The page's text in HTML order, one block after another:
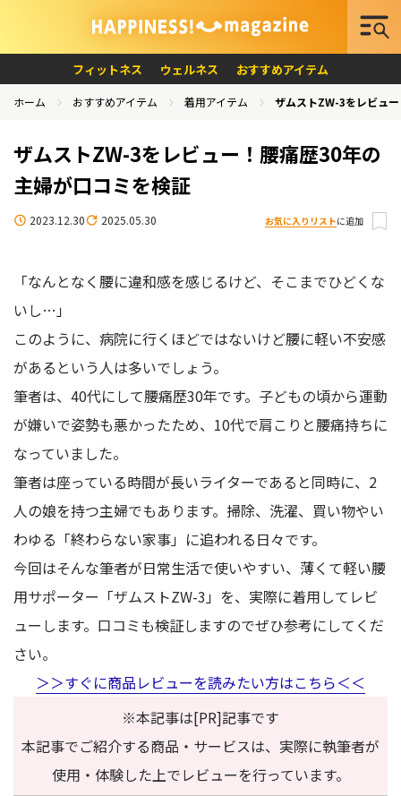
フィットネス ウェルネス おすすめアイテム
ホーム おすすめアイテム 着用アイテム ザムストZW-3をレビュ
ザムストZW-3をレビュー！腰痛歴30年の
主婦が口コミを検証
2023.12.30 2025.05.30 お気に入りリストに追加
「なんとなく腰に違和感を感じるけど、そこまでひどくな
いし…」
このように、病院に行くほどではないけど腰に軽い不安感
があるという人は多いでしょう。
筆者は、40代にして腰痛歴30年です。子どもの頃から運動
が嫌いで姿勢も悪かったため、10代で肩こりと腰痛持ちに
なっていました。
筆者は座っている時間が長いライターであると同時に、2
人の娘を持つ主婦でもあります。掃除、洗濯、買い物やい
わゆる「終わらない家事」に追われる日々です。
今回はそんな筆者が日常生活で使いやすい、薄くて軽い腰
用サポーター「ザムストZW-3」を、実際に着用してレビ
ューします。口コミも検証しますのでぜひ参考にしてくだ
さい。
＞＞すぐに商品レビューを読みたい方はこちら＜＜
※本記事は[PR]記事です
本記事でご紹介する商品・サービスは、実際に執筆者が
使用・体験した上でレビューを行っています。